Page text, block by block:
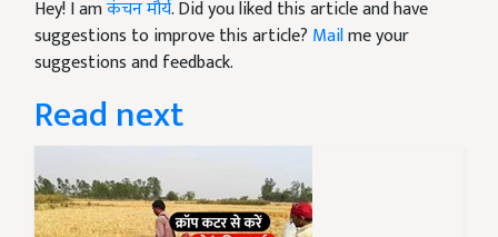
Hey! I amकंचन मौर्य. Did you liked this article and have
suggestions to improve this article? Mailme your
suggestions and feedback.
Read next